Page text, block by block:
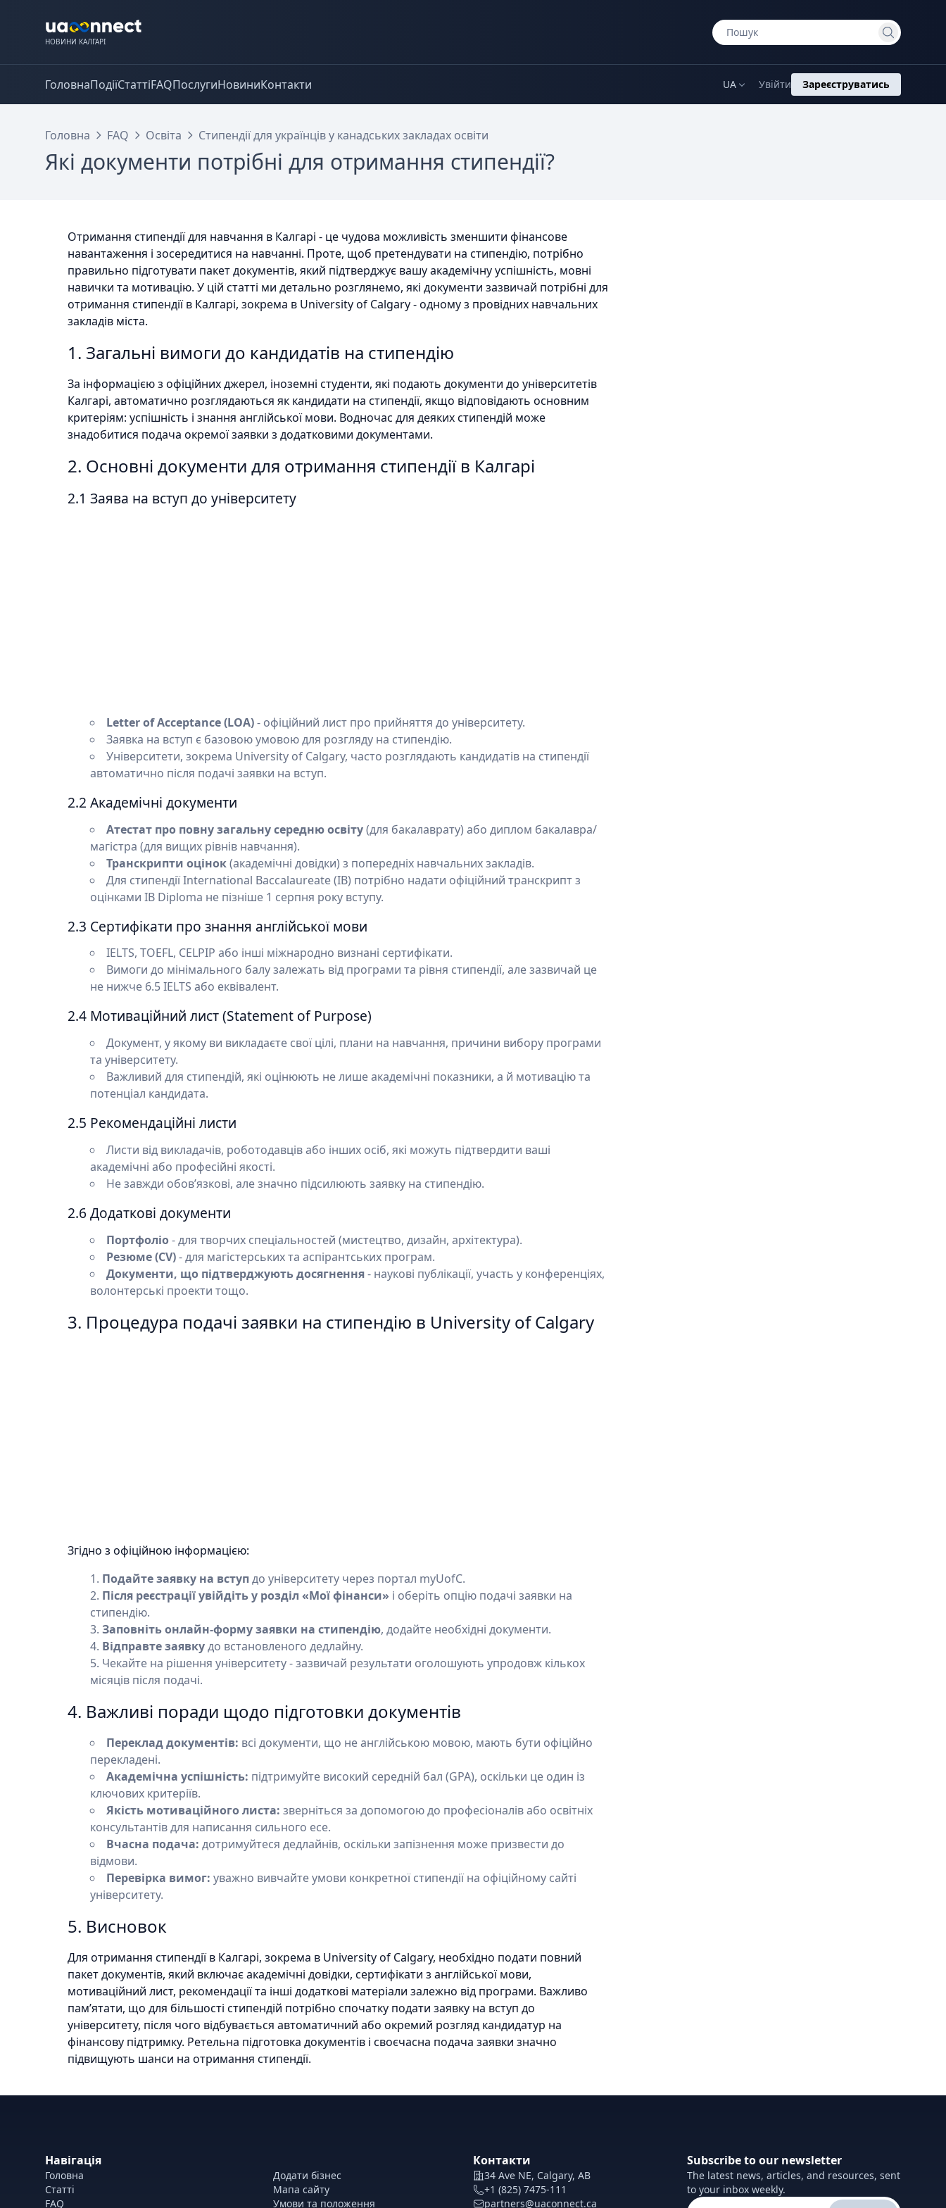
НОВИНИ КАЛГАРІ
ГоловнаПодіїСтаттіFAQПослугиНовиниКонтакти UA Увійти Зареєструватись
Головна FAQ Освіта Стипендії для українців у канадських закладах освіти
Які документи потрібні для отримання стипендії?
Отримання стипендії для навчання в Калгарі - це чудова можливість зменшити фінансове
навантаження і зосередитися на навчанні. Проте, щоб претендувати на стипендію, потрібно
правильно підготувати пакет документів, який підтверджує вашу академічну успішність, мовні
навички та мотивацію. У цій статті ми детально розглянемо, які документи зазвичай потрібні для
отримання стипендії в Калгарі, зокрема в University of Calgary - одному з провідних навчальних
закладів міста.
1. Загальні вимоги до кандидатів на стипендію
За інформацією з офіційних джерел, іноземні студенти, які подають документи до університетів
Калгарі, автоматично розглядаються як кандидати на стипендії, якщо відповідають основним
критеріям: успішність і знання англійської мови. Водночас для деяких стипендій може
знадобитися подача окремої заявки з додатковими документами.
2. Основні документи для отримання стипендії в Калгарі
2.1 Заява на вступ до університету
Letter of Acceptance (LOA)- офіційний лист про прийняття до університету.
Заявка на вступ є базовою умовою для розгляду на стипендію.
Університети, зокрема University of Calgary, часто розглядають кандидатів на стипендії
автоматично після подачі заявки на вступ.
2.2 Академічні документи
Атестат про повну загальну середню освіту(для бакалаврату) або диплом бакалавра/
магістра (для вищих рівнів навчання).
Транскрипти оцінок(академічні довідки) з попередніх навчальних закладів.
Для стипендії International Baccalaureate (IB) потрібно надати офіційний транскрипт з
оцінками IB Diploma не пізніше 1 серпня року вступу.
2.3 Сертифікати про знання англійської мови
IELTS, TOEFL, CELPIP або інші міжнародно визнані сертифікати.
Вимоги до мінімального балу залежать від програми та рівня стипендії, але зазвичай це
не нижче 6.5 IELTS або еквівалент.
2.4 Мотиваційний лист (Statement of Purpose)
Документ, у якому ви викладаєте свої цілі, плани на навчання, причини вибору програми
та університету.
Важливий для стипендій, які оцінюють не лише академічні показники, а й мотивацію та
потенціал кандидата.
2.5 Рекомендаційні листи
Листи від викладачів, роботодавців або інших осіб, які можуть підтвердити ваші
академічні або професійні якості.
Не завжди обов’язкові, але значно підсилюють заявку на стипендію.
2.6 Додаткові документи
Портфоліо- для творчих спеціальностей (мистецтво, дизайн, архітектура).
Резюме (CV)- для магістерських та аспірантських програм.
Документи, що підтверджують досягнення- наукові публікації, участь у конференціях,
волонтерські проекти тощо.
3. Процедура подачі заявки на стипендію в University of Calgary
Згідно з офіційною інформацією:
Подайте заявку на вступдо університету через портал myUofC.
Після реєстрації увійдіть у розділ «Мої фінанси» і оберіть опцію подачі заявки на
стипендію.
Заповніть онлайн-форму заявки на стипендію, додайте необхідні документи.
Відправте заявкудо встановленого дедлайну.
Чекайте на рішення університету - зазвичай результати оголошують упродовж кількох
місяців після подачі.
4. Важливі поради щодо підготовки документів
Переклад документів: всі документи, що не англійською мовою, мають бути офіційно
перекладені.
Академічна успішність: підтримуйте високий середній бал (GPA), оскільки це один із
ключових критеріїв.
Якість мотиваційного листа: зверніться за допомогою до професіоналів або освітніх
консультантів для написання сильного есе.
Вчасна подача: дотримуйтеся дедлайнів, оскільки запізнення може призвести до
відмови.
Перевірка вимог: уважно вивчайте умови конкретної стипендії на офіційному сайті
університету.
5. Висновок
Для отримання стипендії в Калгарі, зокрема в University of Calgary, необхідно подати повний
пакет документів, який включає академічні довідки, сертифікати з англійської мови,
мотиваційний лист, рекомендації та інші додаткові матеріали залежно від програми. Важливо
пам’ятати, що для більшості стипендій потрібно спочатку подати заявку на вступ до
університету, після чого відбувається автоматичний або окремий розгляд кандидатур на
фінансову підтримку. Ретельна підготовка документів і своєчасна подача заявки значно
підвищують шанси на отримання стипендії.
Навігація
Головна
Статті
FAQ
Додати бізнес
Мапа сайту
Умови та положення
Контакти
34 Ave NE, Calgary, AB
+1 (825) 7475-111
partners@uaconnect.ca
Subscribe to our newsletter
The latest news, articles, and resources, sent
to your inbox weekly.